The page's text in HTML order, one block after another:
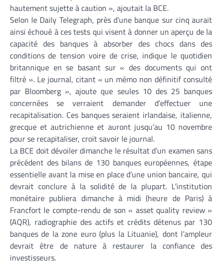
hautement sujette à caution », ajoutait la BCE.
Selon le Daily Telegraph, près d’une banque sur cinq aurait
ainsi échoué à ces tests qui visent à donner un aperçu de la
capacité des banques à absorber des chocs dans des
conditions de tension voire de crise, indique le quotidien
britannique en se basant sur « des documents qui ont
filtré ». Le journal, citant « un mémo non définitif consulté
par Bloomberg », ajoute que seules 10 des 25 banques
concernées se verraient demander d’effectuer une
recapitalisation. Ces banques seraient irlandaise, italienne,
grecque et autrichienne et auront jusqu’au 10 novembre
pour se recapitaliser, croit savoir le journal.
La BCE doit dévoiler dimanche le résultat d’un examen sans
précédent des bilans de 130 banques européennes, étape
essentielle avant la mise en place d’une union bancaire, qui
devrait conclure à la solidité de la plupart. L’institution
monétaire publiera dimanche à midi (heure de Paris) à
Francfort le compte-rendu de son « asset quality review »
(AQR), radiographie des actifs et crédits détenus par 130
banques de la zone euro (plus la Lituanie), dont l’ampleur
devrait être de nature à restaurer la confiance des
investisseurs.